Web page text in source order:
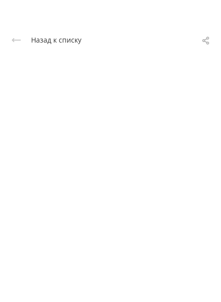
Назад к списку